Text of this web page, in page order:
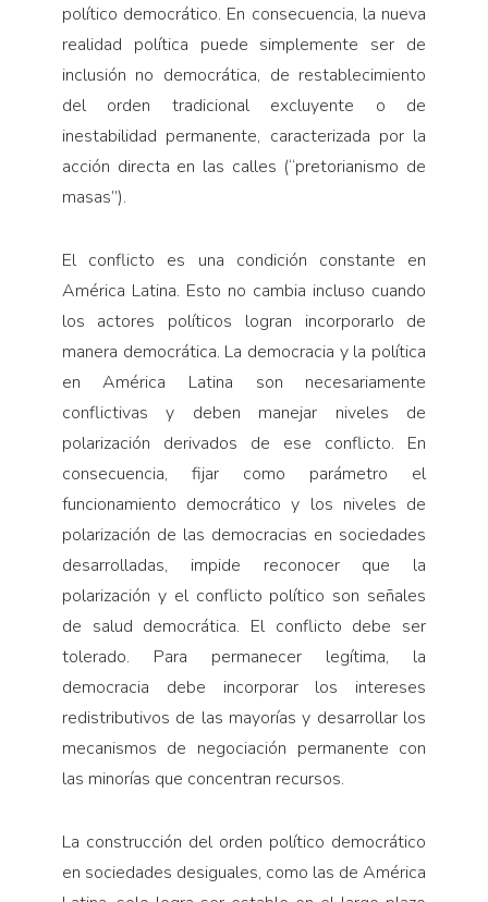
político democrático. En consecuencia, la nueva
realidad política puede simplemente ser de
inclusión no democrática, de restablecimiento
del orden tradicional excluyente o de
inestabilidad permanente, caracterizada por la
acción directa en las calles (“pretorianismo de
masas”).
El conflicto es una condición constante en
América Latina. Esto no cambia incluso cuando
los actores políticos logran incorporarlo de
manera democrática. La democracia y la política
en América Latina son necesariamente
conflictivas y deben manejar niveles de
polarización derivados de ese conflicto. En
consecuencia, fijar como parámetro el
funcionamiento democrático y los niveles de
polarización de las democracias en sociedades
desarrolladas, impide reconocer que la
polarización y el conflicto político son señales
de salud democrática. El conflicto debe ser
tolerado. Para permanecer legítima, la
democracia debe incorporar los intereses
redistributivos de las mayorías y desarrollar los
mecanismos de negociación permanente con
las minorías que concentran recursos.
La construcción del orden político democrático
en sociedades desiguales, como las de América